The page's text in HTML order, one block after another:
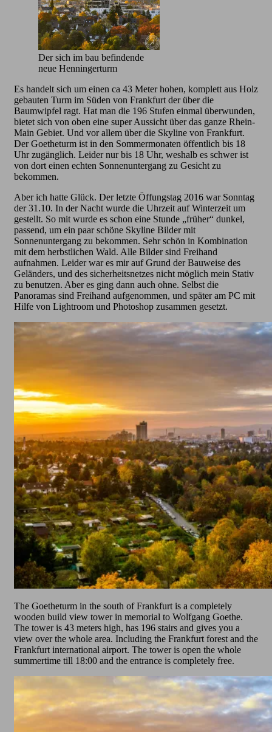
Der sich im bau befindende
neue Henningerturm
Es handelt sich um einen ca 43 Meter hohen, komplett aus Holz
gebauten Turm im Süden von Frankfurt der über die
Baumwipfel ragt. Hat man die 196 Stufen einmal überwunden,
bietet sich von oben eine super Aussicht über das ganze Rhein-
Main Gebiet. Und vor allem über die Skyline von Frankfurt.
Der Goetheturm ist in den Sommermonaten öffentlich bis 18
Uhr zugänglich. Leider nur bis 18 Uhr, weshalb es schwer ist
von dort einen echten Sonnenuntergang zu Gesicht zu
bekommen.
Aber ich hatte Glück. Der letzte Öffungstag 2016 war Sonntag
der 31.10. In der Nacht wurde die Uhrzeit auf Winterzeit um
gestellt. So mit wurde es schon eine Stunde „früher“ dunkel,
passend, um ein paar schöne Skyline Bilder mit
Sonnenuntergang zu bekommen. Sehr schön in Kombination
mit dem herbstlichen Wald. Alle Bilder sind Freihand
aufnahmen. Leider war es mir auf Grund der Bauweise des
Geländers, und des sicherheitsnetzes nicht möglich mein Stativ
zu benutzen. Aber es ging dann auch ohne. Selbst die
Panoramas sind Freihand aufgenommen, und später am PC mit
Hilfe von Lightroom und Photoshop zusammen gesetzt.
The Goetheturm in the south of Frankfurt is a completely
wooden build view tower in memorial to Wolfgang Goethe.
The tower is 43 meters high, has 196 stairs and gives you a
view over the whole area. Including the Frankfurt forest and the
Frankfurt international airport. The tower is open the whole
summertime till 18:00 and the entrance is completely free.